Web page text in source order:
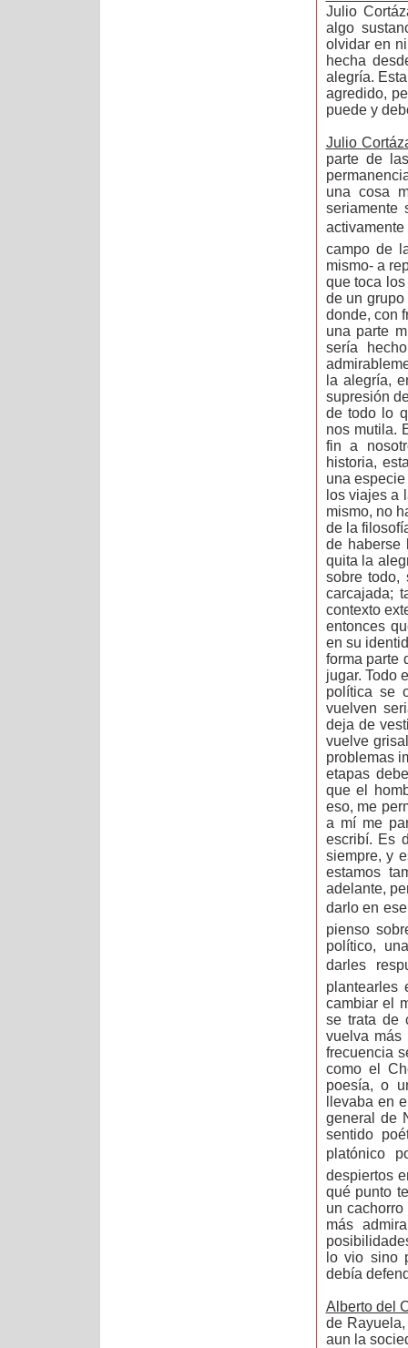
Julio
algo
olvidar en
hecha
alegría.
agredido,
puede y
Julio
parte de
una cosa
seriamente
activamente
campo de
mismo- a
que toca
de un
donde, con
una parte
sería
la alegría,
supresión
de todo lo
nos mutila.
fin a
historia,
una
los viajes a
mismo, no
de la
de haberse
quita la
sobre todo,
carcajada;
contexto
entonces
en su
forma parte
jugar. Todo
política se
vuelven
deja de
vuelve
problemas
etapas
que el
eso, me
a mí me
escribí. Es
siempre, y
estamos
adelante,
darlo en
pienso
político,
darles
plantearles
cambiar el
se trata de
vuelva más
frecuencia
como el
poesía, o
llevaba en
general de
sentido
platónico
despiertos
qué punto
un
más
lo vio sino
debía
Alberto del
de
aun la